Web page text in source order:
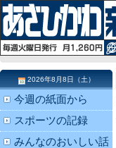
2026年8月8日（土）
今週の紙面から
スポーツの記録
みんなのおいしい話